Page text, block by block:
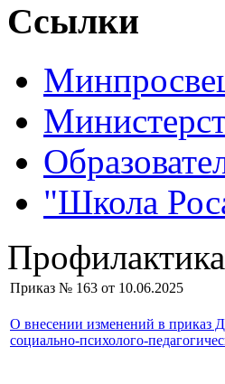
Ссылки
"Школа
Приказ № 163 от 10.06.2025
О внесении изменений в приказ
социально-психолого-